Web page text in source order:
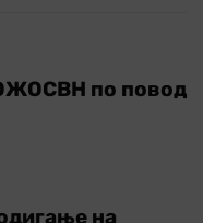
по повод
на